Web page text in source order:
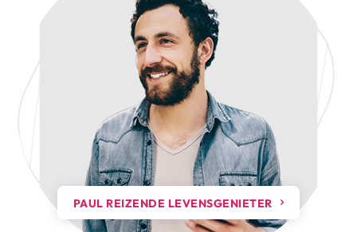
PAUL REIZENDE LEVENSGENIETER